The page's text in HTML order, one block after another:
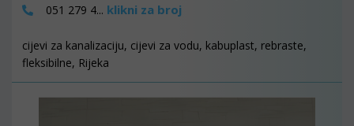
051 279 4... klikni za broj
cijevi za kanalizaciju, cijevi za vodu, kabuplast, rebraste,
fleksibilne, Rijeka